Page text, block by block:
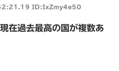
ID:IxZmy4e50
在過去最高の国が複数あ